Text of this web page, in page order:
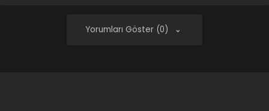
Yorumları Göster (0)